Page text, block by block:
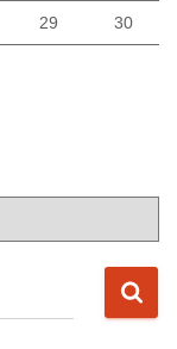
29 30